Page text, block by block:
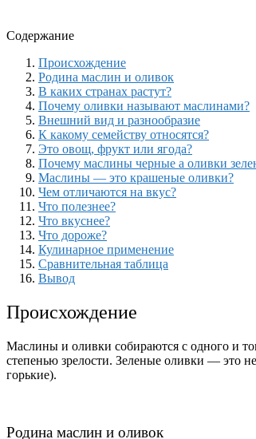
Содержание
Происхождение
Родина маслин и оливок
В каких странах растут?
Почему оливки называют маслинами?
Внешний вид и разнообразие
К какому семейству относятся?
Это овощ, фрукт или ягода?
Почему маслины черные а оливки
Маслины — это крашеные оливки?
Чем отличаются на вкус?
Что полезнее?
Что вкуснее?
Что дороже?
Кулинарное применение
Сравнительная таблица
Вывод
Происхождение
Маслины и оливки собираются с одного и
степенью зрелости. Зеленые оливки — это
горькие).
Родина маслин и оливок